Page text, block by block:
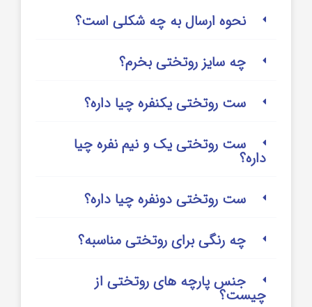
نحوه ارسال به چه شکلی است؟
چه سایز روتختی بخرم؟
ست روتختی یکنفره چیا داره؟
ست روتختی یک و نیم نفره چیا
داره؟
ست روتختی دونفره چیا داره؟
چه رنگی برای روتختی مناسبه؟
جنس پارچه های روتختی از
چیست؟